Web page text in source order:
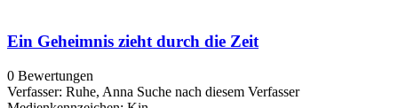
Ein Geheimnis zieht durch die Zeit
0 Bewertungen
Verfasser: Ruhe, Anna Suche nach diesem Verfasser